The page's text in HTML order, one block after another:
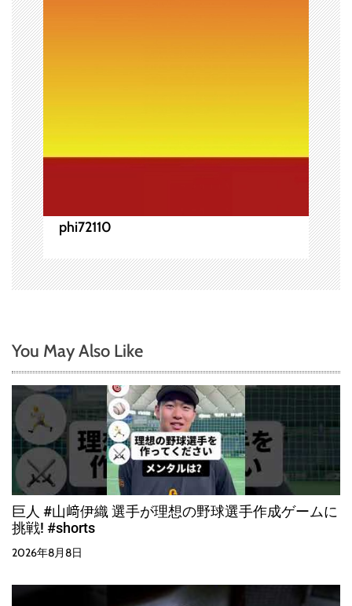
ン
phi72110
You May Also Like
巨人 #山﨑伊織 選手が理想の野球選手作成ゲームに
挑戦! #shorts
2026年8月8日